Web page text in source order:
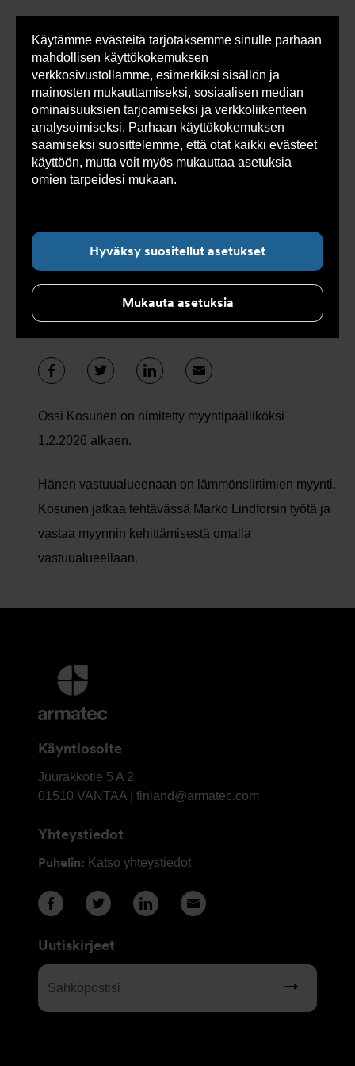
Käytämme evästeitä tarjotaksemme sinulle parhaan
mahdollisen käyttökokemuksen
verkkosivustollamme, esimerkiksi sisällön ja
mainosten mukauttamiseksi, sosiaalisen median
ominaisuuksien tarjoamiseksi ja verkkoliikenteen
analysoimiseksi. Parhaan käyttökokemuksen
saamiseksi suosittelemme, että otat kaikki evästeet
käyttöön, mutta voit myös mukauttaa asetuksia
omien tarpeidesi mukaan.
Hyväksy suositellut asetukset
Mukauta asetuksia
Olet
tässä:
Armatec > Ajankohtaista > Uutiset 2026 >
Ossi
Kosunen myyntipäälliköksi
Alanavigointi ”Ajankohtaista”
Ossi Kosunen
myyntipäälliköksi
9 helmikuuta 2026
Ossi Kosunen on nimitetty myyntipäälliköksi
1.2.2026 alkaen.
Hänen vastuualueenaan on lämmönsiirtimien myynti.
Kosunen jatkaa tehtävässä Marko Lindforsin työtä ja
vastaa myynnin kehittämisestä omalla
vastuualueellaan.
Lisätietoja
Yhteystiedot
Käyntiosoite
OY
Armatec
AB
Juurakkotie 5 A 2
01510 VANTAA | finland@armatec.com
Yhteystiedot
Puhelin: Katso yhteystiedot
Uutiskirjeet
Sähköpostisi
(Required)